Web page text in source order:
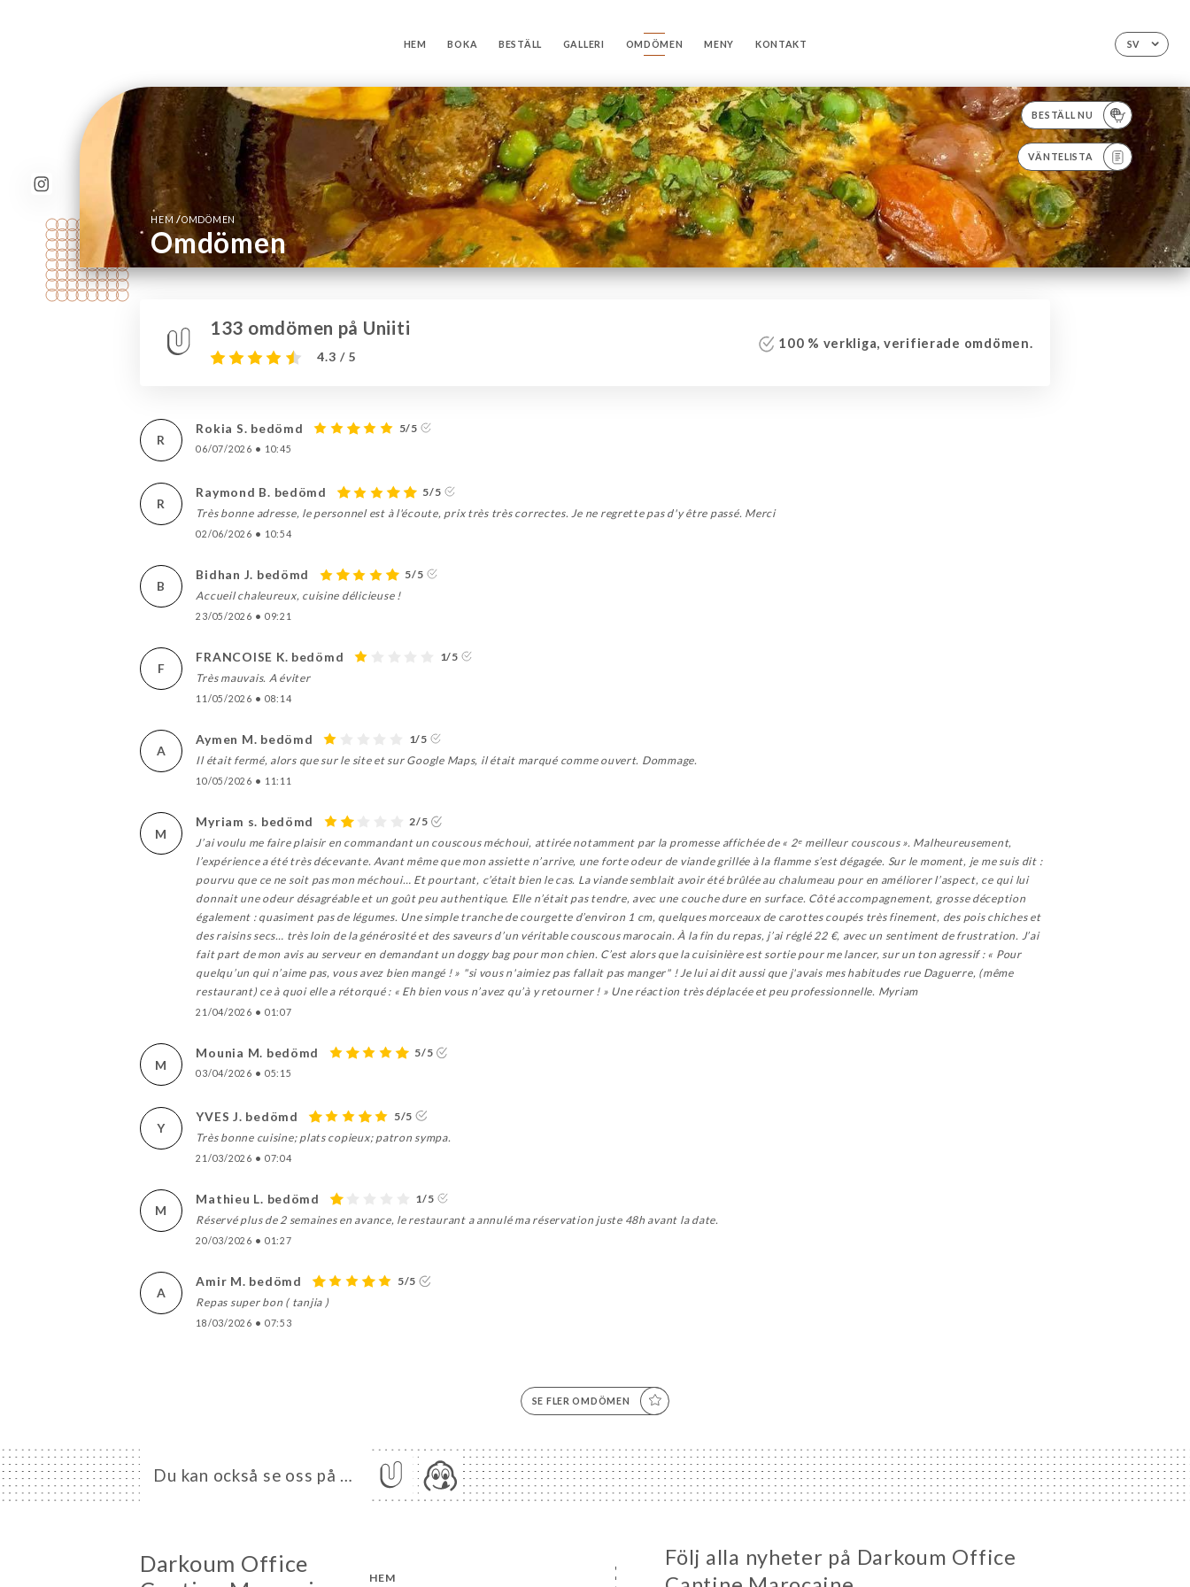
SV
HEM BOKA BESTÄLL GALLERI OMDÖMEN MENY KONTAKT
BESTÄLL NU
VÄNTELISTA
HEM/OMDÖMEN
Omdömen
133 omdömen på Uniiti
4.3 / 5
100 % verkliga, verifierade omdömen.
R
Rokia S. bedömd 5/5
06/07/2026 • 10:45
R
Raymond B. bedömd
5/5
Très bonne adresse, le personnel est à l'écoute, prix très très correctes. Je ne regrette pas d'y être passé. Merci
02/06/2026 • 10:54
B
Bidhan J. bedömd
5/5
Accueil chaleureux, cuisine délicieuse !
23/05/2026 • 09:21
F
FRANCOISE K. bedömd
1/5
Très mauvais. A éviter
11/05/2026 • 08:14
A
Aymen M. bedömd
1/5
Il était fermé, alors que sur le site et sur Google Maps, il était marqué comme ouvert. Dommage.
10/05/2026 • 11:11
M
Myriam s. bedömd
2/5
J’ai voulu me faire plaisir en commandant un couscous méchoui, attirée notamment par la promesse affichée de « 2ᵉ meilleur couscous ». Malheureusement,
l’expérience a été très décevante. Avant même que mon assiette n’arrive, une forte odeur de viande grillée à la flamme s’est dégagée. Sur le moment, je me suis dit :
pourvu que ce ne soit pas mon méchoui… Et pourtant, c’était bien le cas. La viande semblait avoir été brûlée au chalumeau pour en améliorer l’aspect, ce qui lui
donnait une odeur désagréable et un goût peu authentique. Elle n’était pas tendre, avec une couche dure en surface. Côté accompagnement, grosse déception
également : quasiment pas de légumes. Une simple tranche de courgette d’environ 1 cm, quelques morceaux de carottes coupés très finement, des pois chiches et
des raisins secs… très loin de la générosité et des saveurs d’un véritable couscous marocain. À la fin du repas, j’ai réglé 22 €, avec un sentiment de frustration. J’ai
fait part de mon avis au serveur en demandant un doggy bag pour mon chien. C’est alors que la cuisinière est sortie pour me lancer, sur un ton agressif : « Pour
quelqu’un qui n’aime pas, vous avez bien mangé ! » "si vous n'aimiez pas fallait pas manger" ! Je lui ai dit aussi que j'avais mes habitudes rue Daguerre, (même
restaurant) ce à quoi elle a rétorqué : « Eh bien vous n’avez qu’à y retourner ! » Une réaction très déplacée et peu professionnelle. Myriam
21/04/2026 • 01:07
M
Mounia M. bedömd 5/5
03/04/2026 • 05:15
Y
YVES J. bedömd
5/5
Très bonne cuisine; plats copieux; patron sympa.
21/03/2026 • 07:04
M
Mathieu L. bedömd
1/5
Réservé plus de 2 semaines en avance, le restaurant a annulé ma réservation juste 48h avant la date.
20/03/2026 • 01:27
A
Amir M. bedömd
5/5
Repas super bon ( tanjia )
18/03/2026 • 07:53
SE FLER OMDÖMEN
Du kan också se oss på …
Darkoum Office
HEM
Följ alla nyheter på Darkoum Office